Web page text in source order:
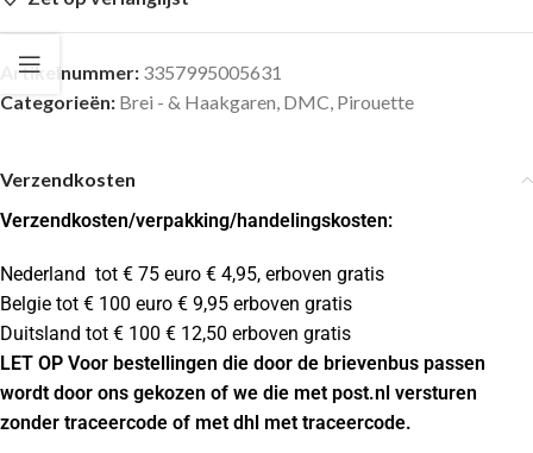
Artikelnummer: 3357995005631
Categorieën: Brei - & Haakgaren, DMC, Pirouette
Verzendkosten
Verzendkosten/verpakking/handelingskosten:
Nederland tot € 75 euro € 4,95, erboven gratis
Belgie tot € 100 euro € 9,95 erboven gratis
Duitsland tot € 100 € 12,50 erboven gratis
LET OP Voor bestellingen die door de brievenbus passen
wordt door ons gekozen of we die met post.nl versturen
zonder traceercode of met dhl met traceercode.